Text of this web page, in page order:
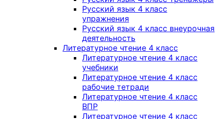
Русский язык 4 класс
упражнения
Русский язык 4 класс внеурочная
деятельность
Литературное чтение 4 класс
Литературное чтение 4 класс
учебники
Литературное чтение 4 класс
рабочие тетради
Литературное чтение 4 класс
ВПР
Литературное чтение 4 класс